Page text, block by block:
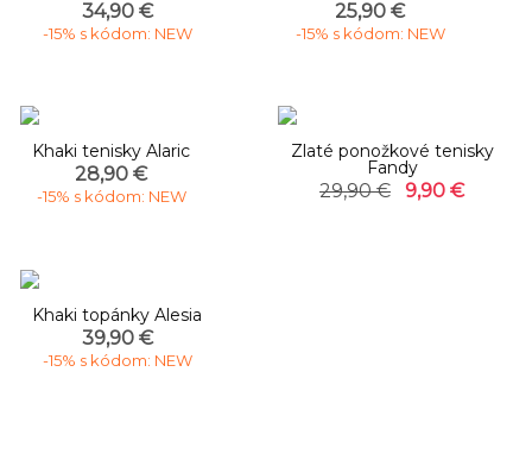
34,90 €
-15% s kódom: NEW
25,90 €
-15% s kódom: NEW
Khaki tenisky Alaric
28,90 €
-15% s kódom: NEW
Zlaté ponožkové tenisky
Fandy
29,90 € 9,90 €
Khaki topánky Alesia
39,90 €
-15% s kódom: NEW